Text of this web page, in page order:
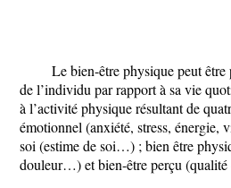
Le bien-être physique peut
de l’individu par rapport à sa vie
à l’activité physique résultant de
émotionnel (anxiété, stress,
soi (estime de soi…) ; bien être
douleur…) et bien-être perçu